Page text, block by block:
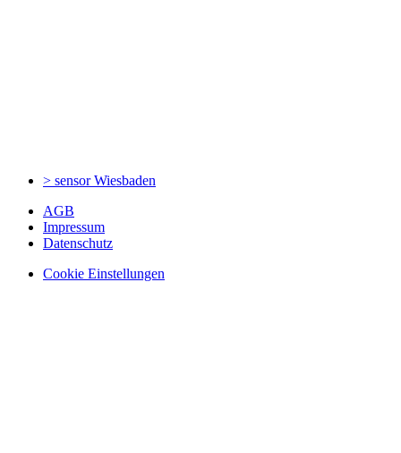
> sensorWiesbaden
AGB
Impressum
Datenschutz
Cookie Einstellungen